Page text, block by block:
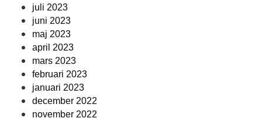
juli 2023
juni 2023
maj 2023
april 2023
mars 2023
februari 2023
januari 2023
december 2022
november 2022